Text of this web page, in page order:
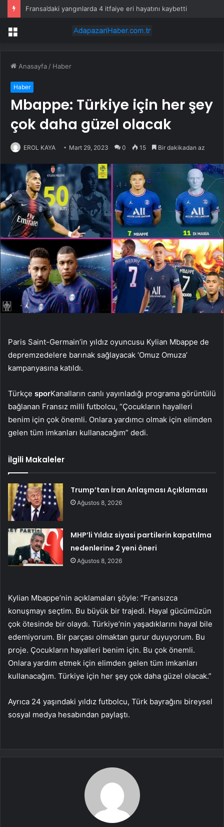
Fransa’daki yangınlarda 4 itfaiye eri hayatını kaybetti
Menü
Anasayfa / Haber
Haber
Mbappe: Türkiye için her şey
çok daha güzel olacak
EROL KAYA Mart 29, 2023 0 15 Bir dakikadan az
Paris Saint-Germain’in yıldız oyuncusu Kylian Mbappe de
depremzedelere barınak sağlayacak ‘Omuz Omuza’
kampanyasına katıldı.
Türkçe sporKanalların canlı yayınladığı programa görüntülü
bağlanan Fransız milli futbolcu, “Çocukların hayalleri
benim için çok önemli. Onlara yardımcı olmak için elimden
gelen tüm imkanları kullanacağım” dedi.
İlgili Makaleler
Trump’tan İran Anlaşması Açıklaması
Ağustos 8, 2026
MHP’li Yıldız siyasi partilerin kapatılma
nedenlerine 2 yeni öneri
Ağustos 8, 2026
Kylian Mbappe’nin açıklamaları şöyle: “Fransızca
konuşmayı seçtim. Bu büyük bir trajedi. Hayal gücümüzün
çok ötesinde bir olaydı. Türkiye’nin yaşadıklarını hayal bile
edemiyorum. Bir parçası olmaktan gurur duyuyorum. Bu
proje. Çocukların hayalleri benim için. Bu çok önemli.
Onlara yardım etmek için elimden gelen tüm imkanları
kullanacağım. Türkiye için her şey çok daha güzel olacak.”
Ayrıca 24 yaşındaki yıldız futbolcu, Türk bayrağını bireysel
sosyal medya hesabından paylaştı.